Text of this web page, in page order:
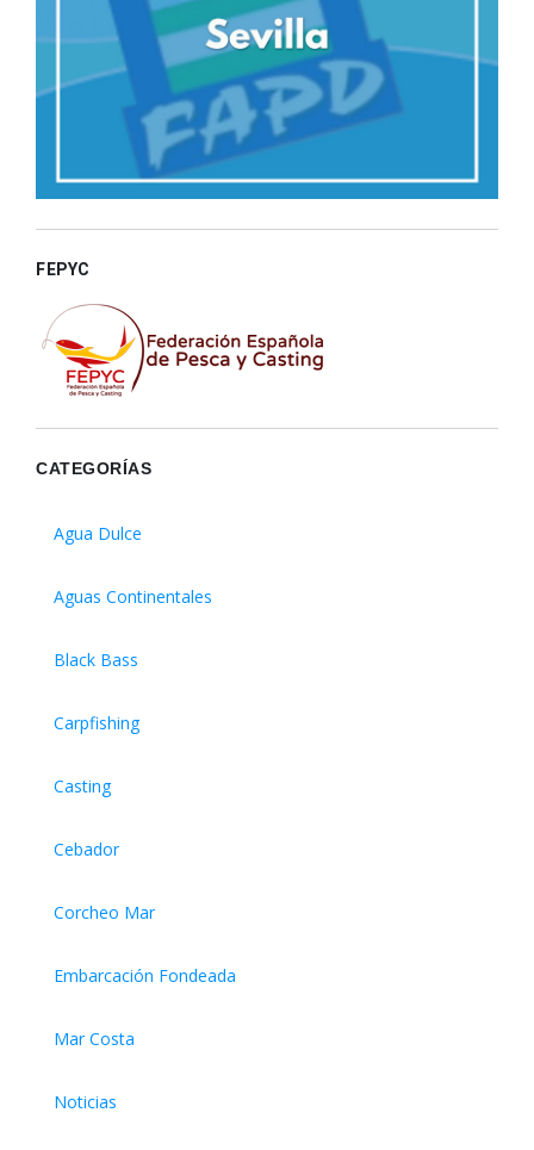
FEPYC
CATEGORÍAS
Agua Dulce
Aguas Continentales
Black Bass
Carpfishing
Casting
Cebador
Corcheo Mar
Embarcación Fondeada
Mar Costa
Noticias